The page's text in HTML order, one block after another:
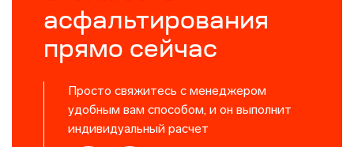
асфальтирования
прямо сейчас
Просто свяжитесь с менеджером
удобным вам способом, и он выполнит
индивидуальный расчет